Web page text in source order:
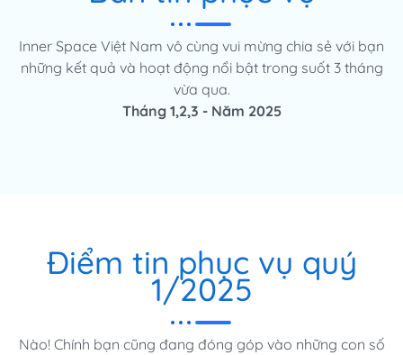
Inner Space Việt Nam vô cùng vui mừng chia sẻ với bạn
những kết quả và hoạt động nổi bật trong suốt 3 tháng
vừa qua.
Tháng 1,2,3 - Năm 2025
Điểm tin phục vụ quý
1/2025
Nào! Chính bạn cũng đang đóng góp vào những con số